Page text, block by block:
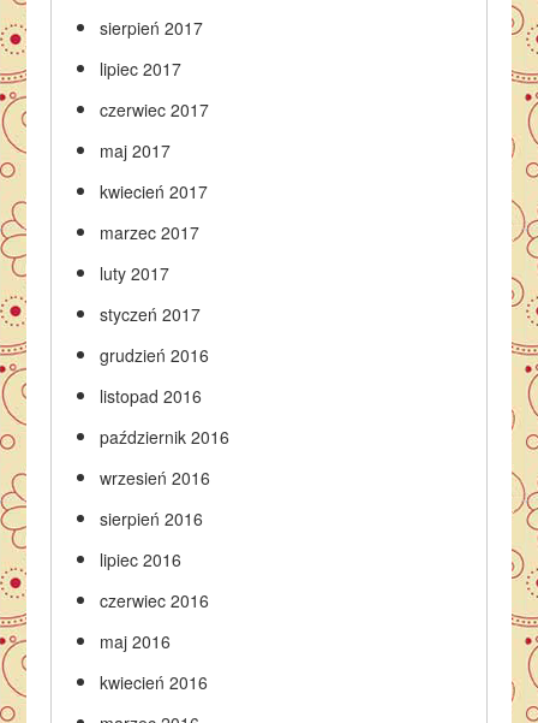
sierpień 2017
lipiec 2017
czerwiec 2017
maj 2017
kwiecień 2017
marzec 2017
luty 2017
styczeń 2017
grudzień 2016
listopad 2016
październik 2016
wrzesień 2016
sierpień 2016
lipiec 2016
czerwiec 2016
maj 2016
kwiecień 2016